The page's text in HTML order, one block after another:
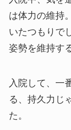
は体力の維持
いたつもりで
姿勢を維持す
入院して、一
る、持久力じ
た。